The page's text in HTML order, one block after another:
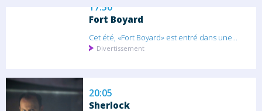
17:50
Fort Boyard
Cet été, «Fort Boyard» est entré dans une...
Divertissement
20:05
Sherlock